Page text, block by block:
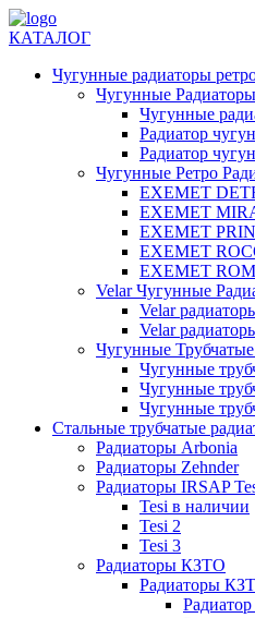
КАТАЛОГ
Чугунные радиаторы
Чугунные
Чугунные
Радиатор
Радиатор
Чугунные Ретро
EXEMET
EXEMET
EXEMET
EXEMET
EXEMET
Velar Чугунные
Velar
Velar
Чугунные
Чугунные
Чугунные
Чугунные
Стальные трубчатые
Радиаторы Arbonia
Радиаторы Zehnder
Радиаторы IRSAP
Tesi в наличии
Tesi 2
Tesi 3
Радиаторы КЗТО
Радиаторы